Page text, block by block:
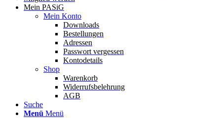
Mein PASiG
Mein Konto
Downloads
Bestellungen
Adressen
Passwort vergessen
Kontodetails
Shop
Warenkorb
Widerrufsbelehrung
AGB
Suche
Menü Menü